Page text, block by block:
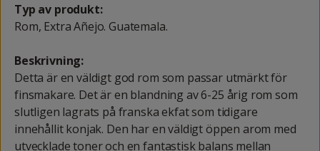
Typ av produkt:
Rom, Extra Añejo. Guatemala.
Beskrivning:
Detta är en väldigt god rom som passar utmärkt för
finsmakare. Det är en blandning av 6-25 årig rom som
slutligen lagrats på franska ekfat som tidigare
innehållit konjak. Den har en väldigt öppen arom med
utvecklade toner och en fantastisk balans mellan